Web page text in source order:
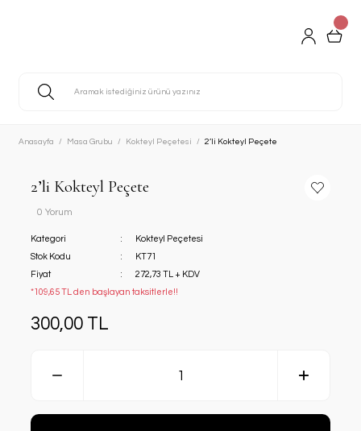
Anasayfa Masa Grubu Kokteyl Peçetesi 2’li Kokteyl Peçete
2’li Kokteyl Peçete
0 Yorum
Kategori
Kokteyl Peçetesi
Stok Kodu
KT71
Fiyat
272,73 TL + KDV
*109,65 TL den başlayan taksitlerle!!
300,00 TL